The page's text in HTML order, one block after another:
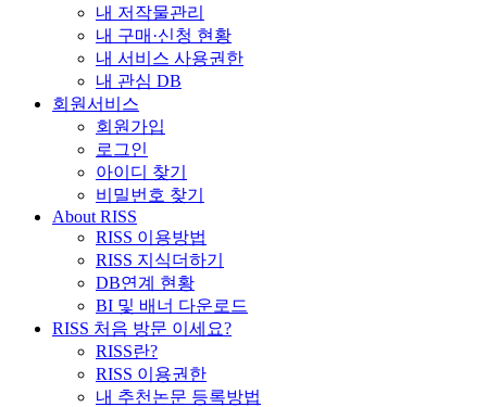
내 저작물관리
내 구매·신청 현황
내 서비스 사용권한
내 관심 DB
회원서비스
회원가입
로그인
아이디 찾기
비밀번호 찾기
About RISS
RISS 이용방법
RISS 지식더하기
DB연계 현황
BI 및 배너 다운로드
RISS 처음 방문 이세요?
RISS란?
RISS 이용권한
내 추천논문 등록방법